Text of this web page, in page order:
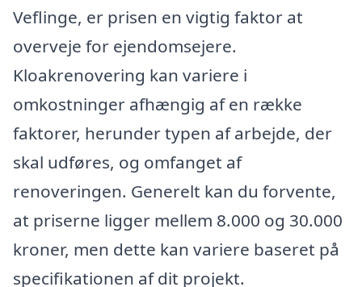
Veflinge, er prisen en vigtig faktor at
overveje for ejendomsejere.
Kloakrenovering kan variere i
omkostninger afhængig af en række
faktorer, herunder typen af arbejde, der
skal udføres, og omfanget af
renoveringen. Generelt kan du forvente,
at priserne ligger mellem 8.000 og 30.000
kroner, men dette kan variere baseret på
specifikationen af dit projekt.